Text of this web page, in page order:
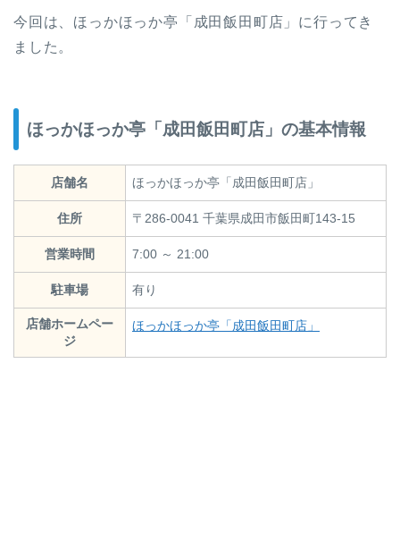
今回は、ほっかほっか亭「成田飯田町店」に行ってき
ました。
ほっかほっか亭「成田飯田町店」の基本情報
店舗名 ほっかほっか亭「成田飯田町店」
住所 〒286-0041 千葉県成田市飯田町143-15
営業時間 7:00 ～ 21:00
駐車場 有り
店舗ホームペー
ジ
ほっかほっか亭「成田飯田町店」